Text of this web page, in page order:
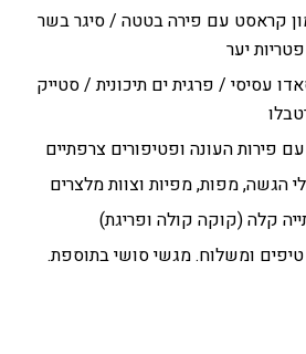
קראסט עם פירה בטטה / סיגר בשר
יער
עסיסי / פרגית ים תיכונית / סטייק
פירות העונה ופטיפורים צרפתיים
הגשה, מפות, מפיות וצוות מלצרים
קלה (קוקה קולה ופריגת)
ומשלוח. מגשי סושי בתוספת.